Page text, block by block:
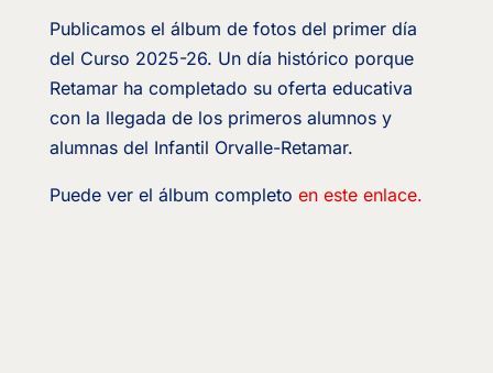
Publicamos el álbum de fotos del primer día
del Curso 2025-26. Un día histórico porque
Retamar ha completado su oferta educativa
con la llegada de los primeros alumnos y
alumnas del Infantil Orvalle-Retamar.
Puede ver el álbum completo en este enlace.